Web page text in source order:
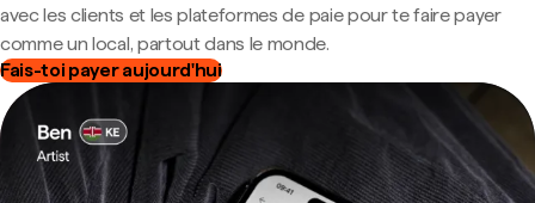
avec les clients et les plateformes de paie pour te faire payer
comme un local, partout dans le monde.
Fais-toi payer aujourd'hui